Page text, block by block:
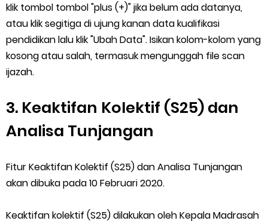
klik tombol tombol "plus (+)" jika belum ada datanya,
atau klik segitiga di ujung kanan data kualifikasi
pendidikan lalu klik "Ubah Data". Isikan kolom-kolom yang
kosong atau salah, termasuk mengunggah file scan
ijazah.
3. Keaktifan Kolektif (S25) dan
Analisa Tunjangan
Fitur Keaktifan Kolektif (S25) dan Analisa Tunjangan
akan dibuka pada 10 Februari 2020.
Keaktifan kolektif (S25) dilakukan oleh Kepala Madrasah